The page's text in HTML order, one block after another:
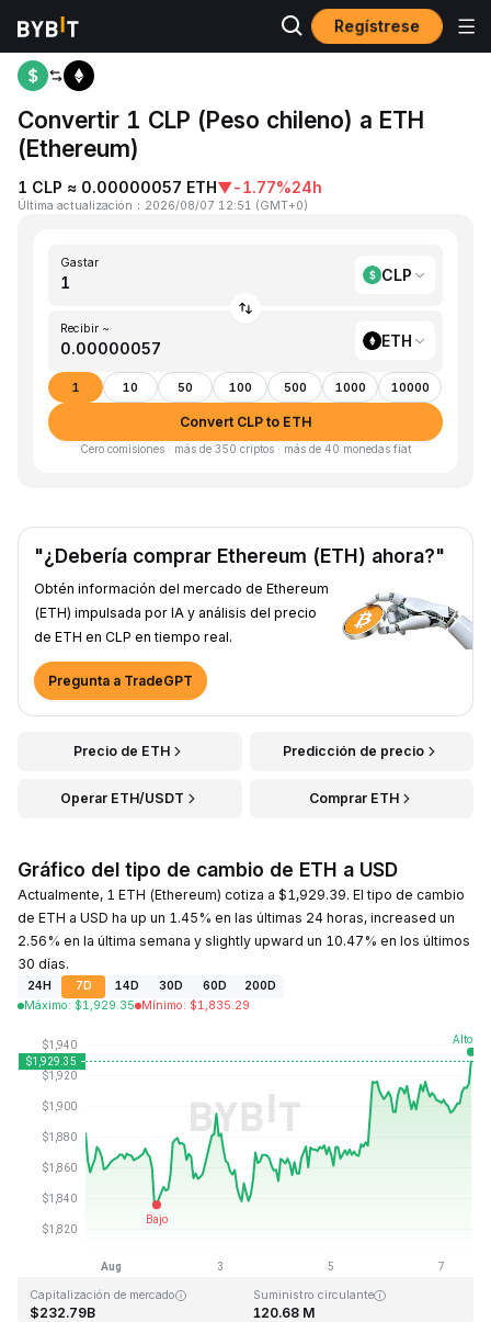
Regístrese
Inicio CLP to ETH
Convertir 1 CLP (Peso chileno) a ETH
(Ethereum)
1 CLP ≈ 0.00000057 ETH▼-1.77%24h
Última actualización ： 2026/08/07 12:51 (GMT+0)
Gastar
CLP
Recibir ~
ETH
1 10 50 100 500 1000 10000
Convert CLP to ETH
Cero comisiones · más de 350 criptos · más de 40 monedas fiat
"¿Debería comprar Ethereum (ETH) ahora?"
Obtén información del mercado de Ethereum
(ETH) impulsada por IA y análisis del precio
de ETH en CLP en tiempo real.
Pregunta a TradeGPT
Precio de ETH Predicción de precio
Operar ETH/USDT Comprar ETH
Gráfico del tipo de cambio de ETH a USD
Actualmente, 1 ETH (Ethereum) cotiza a $1,929.39. El tipo de cambio
de ETH a USD ha up un 1.45% en las últimas 24 horas, increased un
2.56% en la última semana y slightly upward un 10.47% en los últimos
30 días.
24H 7D 14D 30D 60D
200D
Máximo: $1,929.35 Mínimo: $1,835.29
Última actualización: 2026-08-07, 12:51 GMT+0
Capitalización de mercado
$232.79B
Suministro circulante
120.68 M